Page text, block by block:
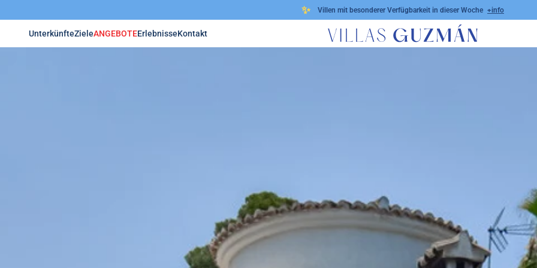
✨ Villen mit besonderer Verfügbarkeit in dieser Woche +info
UnterkünfteZieleANGEBOTEErlebnisseKontakt